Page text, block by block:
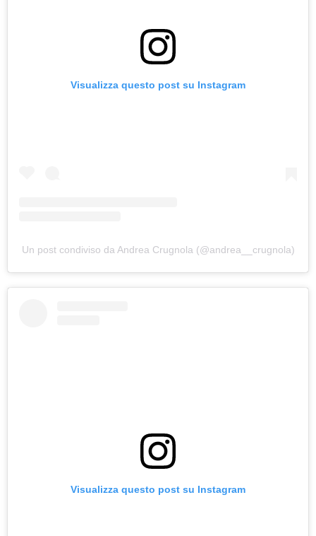
Visualizza questo post su Instagram
Un post condiviso da Andrea Crugnola (@andrea__crugnola)
Visualizza questo post su Instagram